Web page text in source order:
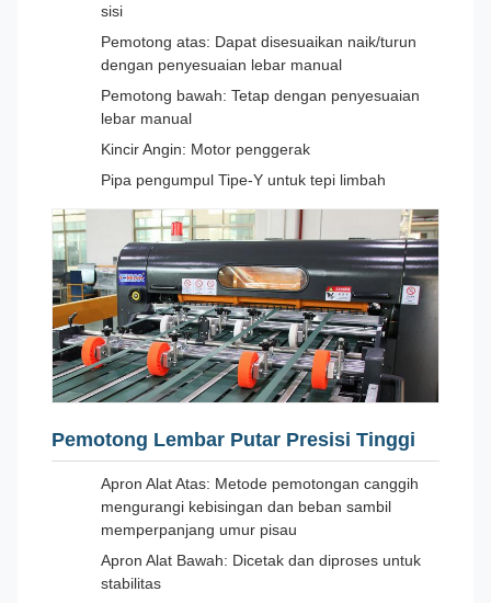
sisi
Pemotong atas: Dapat disesuaikan naik/turun
dengan penyesuaian lebar manual
Pemotong bawah: Tetap dengan penyesuaian
lebar manual
Kincir Angin: Motor penggerak
Pipa pengumpul Tipe-Y untuk tepi limbah
Pemotong Lembar Putar Presisi Tinggi
Apron Alat Atas: Metode pemotongan canggih
mengurangi kebisingan dan beban sambil
memperpanjang umur pisau
Apron Alat Bawah: Dicetak dan diproses untuk
stabilitas